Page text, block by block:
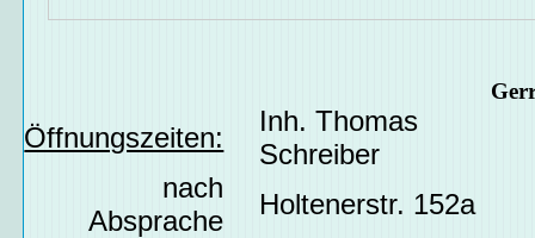
Öffnungszeiten:
Inh. Thomas
Schreiber
nach
Absprache
Holtenerstr. 152a